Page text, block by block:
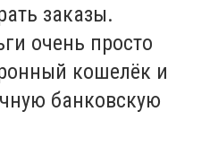
заказы.
очень просто
кошелёк и
банковскую